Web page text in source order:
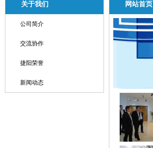
关于我们
公司简介
交流协作
捷阳荣誉
新闻动态
网站首页